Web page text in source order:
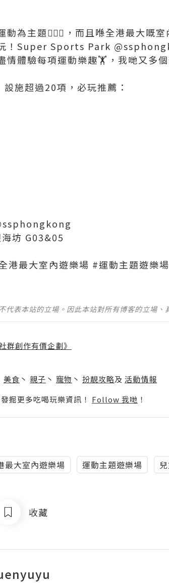
動為主題⛹🏻‍♀️，而且喺全港最大嘅
！Super Sports Park
情體驗每項運動樂趣🏋️，我哋又多個
施超過20項，必玩推薦：
坊 G03&05
最大室內遊樂場 #運動主題遊樂
代表本站的立場。因此本站對所有博客的立場、
群創作有價企劃》
美食 丶 親子 丶 寵物 丶 扮靚攻略及 活動情報
掘更多吃喝玩樂資訊！ Follow 我哋 ！
最大室內遊樂場 運動主題遊樂場
收藏